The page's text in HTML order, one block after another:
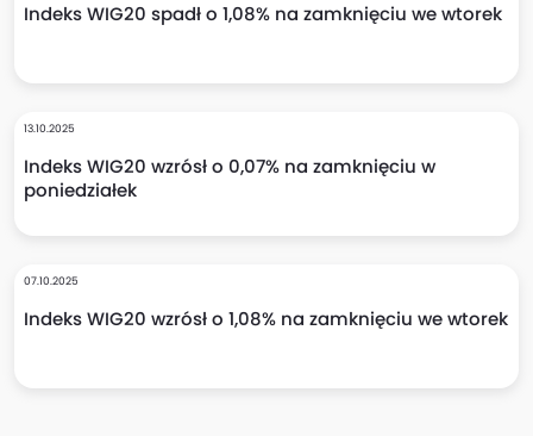
Indeks WIG20 spadł o 1,08% na zamknięciu we wtorek
13.10.2025
Indeks WIG20 wzrósł o 0,07% na zamknięciu w
poniedziałek
07.10.2025
Indeks WIG20 wzrósł o 1,08% na zamknięciu we wtorek